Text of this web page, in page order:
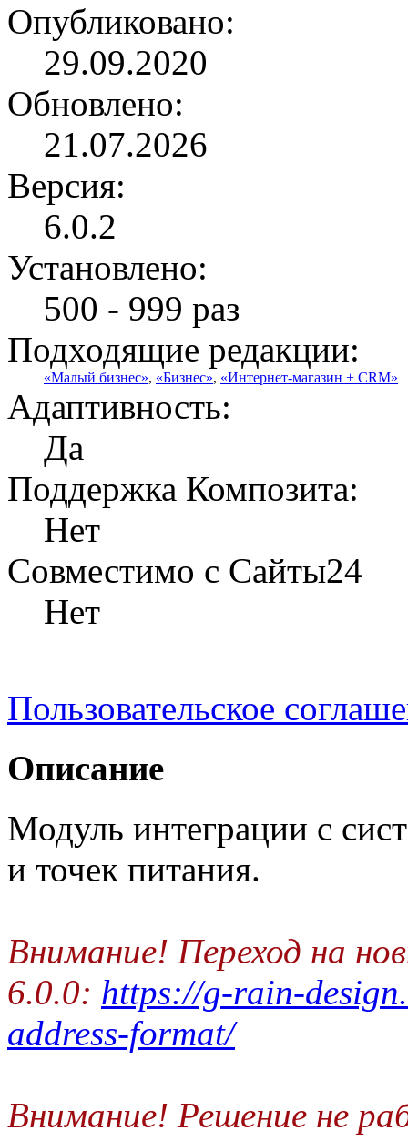
Опубликовано:
29.09.2020
Обновлено:
21.07.2026
Версия:
6.0.2
Установлено:
500 - 999 раз
Подходящие редакции:
«Малый бизнес», «Бизнес», «Интернет-магазин + CRM»
Адаптивность:
Да
Поддержка Композита:
Нет
Совместимо с Сайты24
Нет
Пользовательское
Описание
Модуль интеграции с
и точек питания.
Внимание! Переход на
6.0.0: https://g-rain-
address-format/
Внимание! Решение не